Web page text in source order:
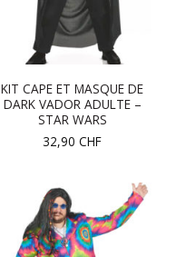
KIT CAPE ET MASQUE DE
DARK VADOR ADULTE –
STAR WARS
32,90 CHF